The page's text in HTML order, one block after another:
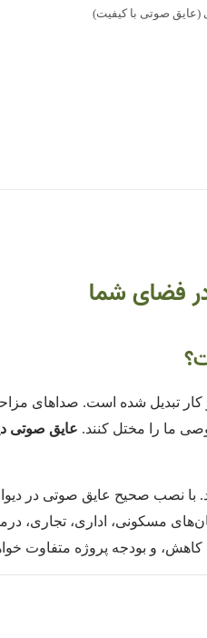
(عایق صوتی با کیفیت)
فضای شما
تبدیل شده است. صداهای
ما را مختل کنند. عایق صوتی
با نصب صحیح عایق صوتی در
مسکونی، اداری، تجاری،
و بودجه پروژه متفاوت